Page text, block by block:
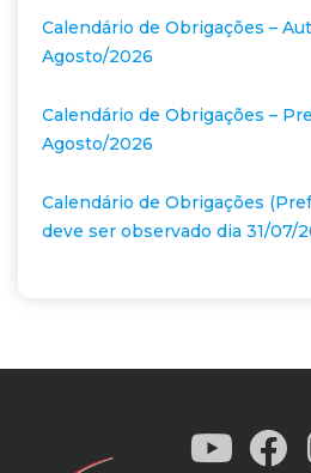
Calendário de Obrigações –
Agosto/2026
Calendário de Obrigações –
Agosto/2026
Calendário de Obrigações
deve ser observado dia 31/07/